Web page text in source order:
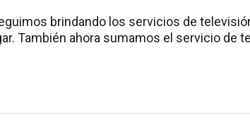
brindando los servicios de
También ahora sumamos el servicio de